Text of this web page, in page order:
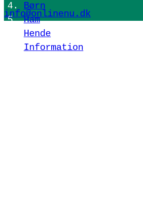
Børn
Ham
Hende
Information
info@onlinenu.dk